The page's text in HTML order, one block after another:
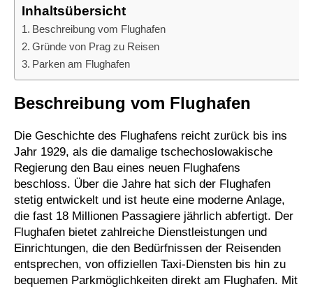
Inhaltsübersicht
Beschreibung vom Flughafen
Gründe von Prag zu Reisen
Parken am Flughafen
Beschreibung vom Flughafen
Die Geschichte des Flughafens reicht zurück bis ins
Jahr 1929, als die damalige tschechoslowakische
Regierung den Bau eines neuen Flughafens
beschloss. Über die Jahre hat sich der Flughafen
stetig entwickelt und ist heute eine moderne Anlage,
die fast 18 Millionen Passagiere jährlich abfertigt. Der
Flughafen bietet zahlreiche Dienstleistungen und
Einrichtungen, die den Bedürfnissen der Reisenden
entsprechen, von offiziellen Taxi-Diensten bis hin zu
bequemen Parkmöglichkeiten direkt am Flughafen. Mit